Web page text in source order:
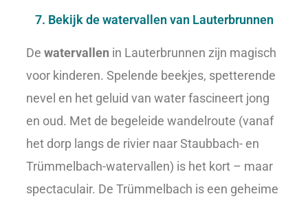
7. Bekijk de watervallen van Lauterbrunnen
Dewatervallen in Lauterbrunnen zijn magisch
voor kinderen. Spelende beekjes, spetterende
nevel en het geluid van water fascineert jong
en oud. Met de begeleide wandelroute (vanaf
het dorp langs de rivier naar Staubbach- en
Trümmelbach-watervallen) is het kort – maar
spectaculair. De Trümmelbach is een geheime